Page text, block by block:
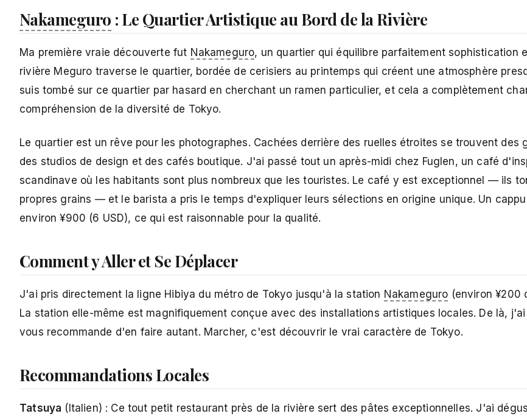
Nakameguro : Le Quartier Artistique au Bord de la Rivière
Ma première vraie découverte fut Nakameguro, un quartier qui équilibre parfaitement sophistication
rivière Meguro traverse le quartier, bordée de cerisiers au printemps qui créent une atmosphère
suis tombé sur ce quartier par hasard en cherchant un ramen particulier, et cela a complètement
compréhension de la diversité de Tokyo.
Le quartier est un rêve pour les photographes. Cachées derrière des ruelles étroites se trouvent des
des studios de design et des cafés boutique. J'ai passé tout un après-midi chez Fuglen, un café
scandinave où les habitants sont plus nombreux que les touristes. Le café y est exceptionnel — ils
propres grains — et le barista a pris le temps d'expliquer leurs sélections en origine unique. Un
environ ¥900 (6 USD), ce qui est raisonnable pour la qualité.
Comment y Aller et Se Déplacer
J'ai pris directement la ligne Hibiya du métro de Tokyo jusqu'à la station Nakameguro (environ ¥200
La station elle-même est magnifiquement conçue avec des installations artistiques locales. De là,
vous recommande d'en faire autant. Marcher, c'est découvrir le vrai caractère de Tokyo.
Recommandations Locales
Tatsuya (Italien) : Ce tout petit restaurant près de la rivière sert des pâtes exceptionnelles. J'ai